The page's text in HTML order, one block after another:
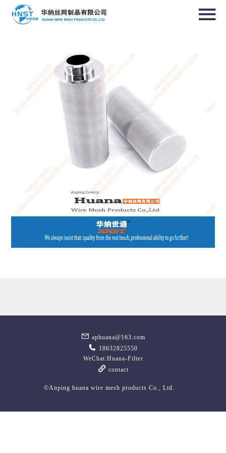
选择国家／地区
亚洲
中华人民共和国
North & South America
USA / English
Canada / English
©Anping huana wire mesh products Co., Ltd.
aphuana@163.com
18632825550
WeChat:Huana-Filter
contact